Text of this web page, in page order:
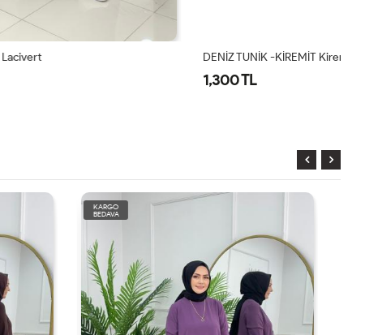
DENİZ TUNİK -KİREMİT Kiremit
KARGO
BEDAVA